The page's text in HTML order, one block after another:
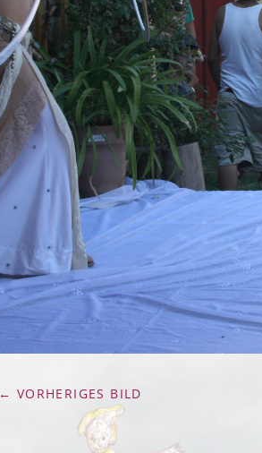
← VORHERIGES BILD